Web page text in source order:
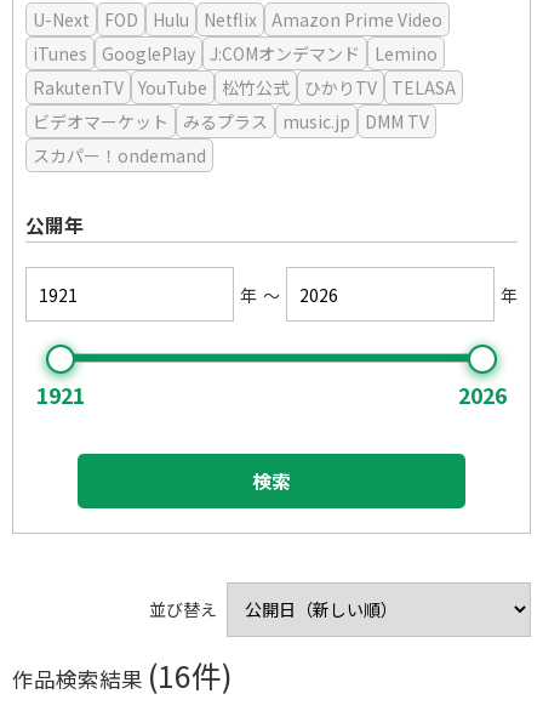
U-Next FOD Hulu Netflix Amazon Prime Video
iTunes
GooglePlay J:COMオンデマンド
Lemino
RakutenTV YouTube 松竹公式 ひかりTV
TELASA
ビデオマーケット
みるプラス music.jp
DMM TV
スカパー！ondemand
公開年
年 ～ 年
1921 2026
検索
名作に感動したい
スカッとしたい
家族の絆に感動
鬼平犯科帳シリーズ
必殺シリーズ
美空ひばりシリーズ
溝口健二監督作品
小林正樹監督作品
山田洋次監督作品
並び替え
作品検索結果 (16件)